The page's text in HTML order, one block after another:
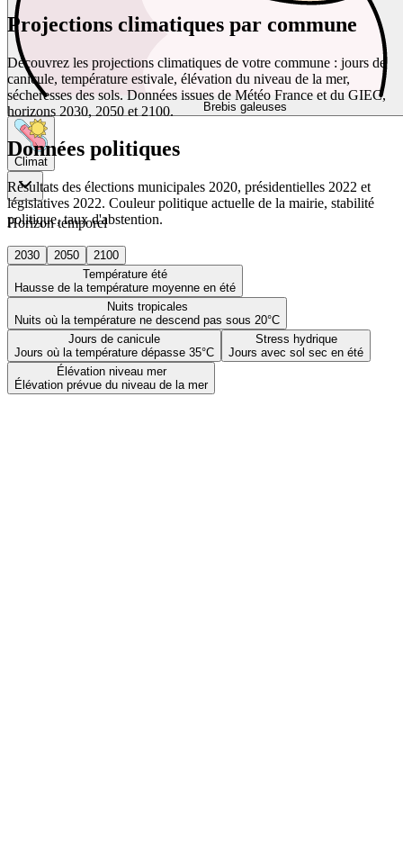
Brebis galeuses
Climat
Horizon temporel
2030 2050
2100
Température été
Hausse de la température moyenne en été
Nuits tropicales
Nuits où la température ne descend pas sous 20°C
Jours de canicule
Jours où la température dépasse 35°C
Stress hydrique
Jours avec sol sec en été
Élévation niveau mer
Élévation prévue du niveau de la mer
Projections climatiques par commune
Découvrez les projections climatiques de votre commune : jours de
canicule, température estivale, élévation du niveau de la mer,
sécheresses des sols. Données issues de Météo France et du GIEC,
horizons 2030, 2050 et 2100.
Données politiques
Résultats des élections municipales 2020, présidentielles 2022 et
législatives 2022. Couleur politique actuelle de la mairie, stabilité
politique, taux d'abstention.